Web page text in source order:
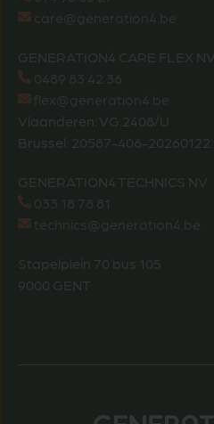
GENERATION4 CARE FLEX NV
Vlaanderen: VG.2408/U
Brussel: 20587-406-20260122
GENERATION4 TECHNICS NV
Stapelplein 70 bus 105
9000 GENT